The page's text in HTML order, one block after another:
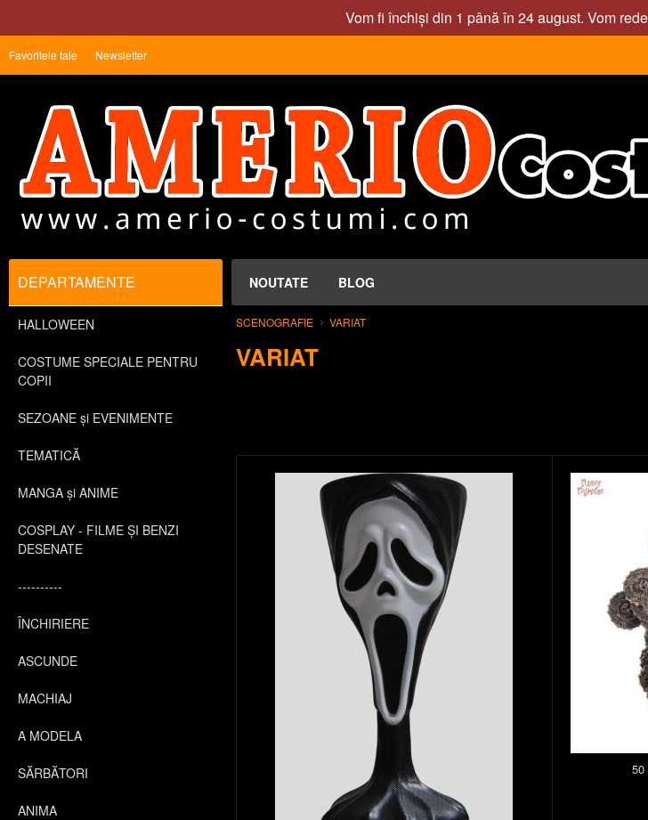
Vom fi închiși din 1 până în 24 august. Vom
Favoritele tale Newsletter
NOUTATE BLOG
DEPARTAMENTE
HALLOWEEN
COSTUME SPECIALE PENTRU
COPII
SEZOANE și EVENIMENTE
TEMATICĂ
MANGA și ANIME
COSPLAY - FILME ȘI BENZI
DESENATE
----------
ÎNCHIRIERE
ASCUNDE
MACHIAJ
A MODELA
SĂRBĂTORI
ANIMA
SCENOGRAFIE VARIAT
VARIAT
50